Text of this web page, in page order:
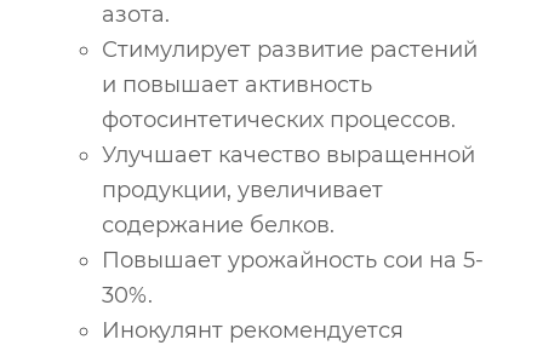
азота.
Стимулирует развитие растений
и повышает активность
фотосинтетических процессов.
Улучшает качество выращенной
продукции, увеличивает
содержание белков.
Повышает урожайность сои на 5-
30%.
Инокулянт рекомендуется